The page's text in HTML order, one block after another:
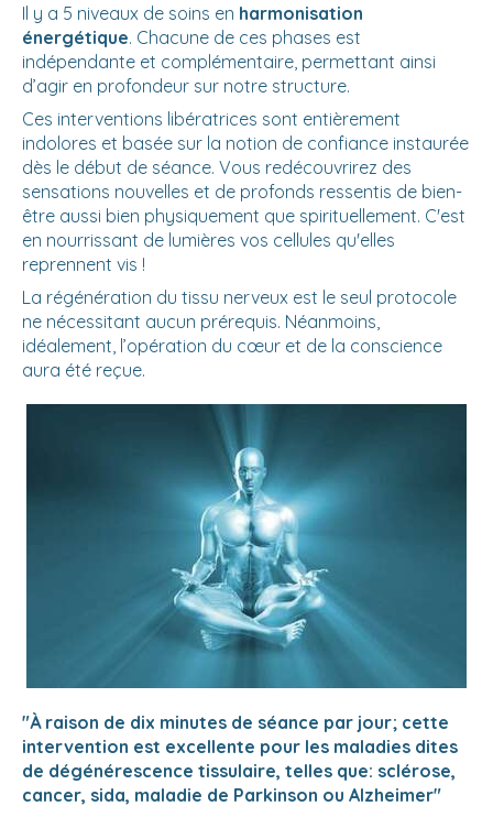
Il y a 5 niveaux de soins en harmonisation
énergétique. Chacune de ces phases est
indépendante et complémentaire, permettant ainsi
d’agir en profondeur sur notre structure.
Ces interventions libératrices sont entièrement
indolores et basée sur la notion de confiance instaurée
dès le début de séance. Vous redécouvrirez des
sensations nouvelles et de profonds ressentis de bien-
être aussi bien physiquement que spirituellement. C'est
en nourrissant de lumières vos cellules qu'elles
reprennent vis !
La régénération du tissu nerveux est le seul protocole
ne nécessitant aucun prérequis. Néanmoins,
idéalement, l’opération du cœur et de la conscience
aura été reçue.
"À raison de dix minutes de séance par jour; cette
intervention est excellente pour les maladies dites
de dégénérescence tissulaire, telles que: sclérose,
cancer, sida, maladie de Parkinson ou Alzheimer"